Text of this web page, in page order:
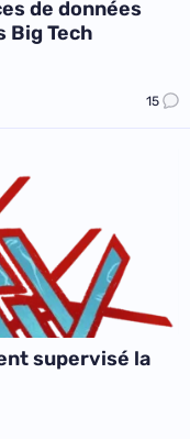
de données
Big Tech
15
supervisé la